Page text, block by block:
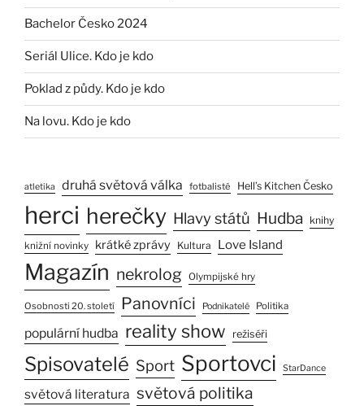
Bachelor Česko 2024
Seriál Ulice. Kdo je kdo
Poklad z půdy. Kdo je kdo
Na lovu. Kdo je kdo
atletika druhá světová válka fotbalisté Hell’s Kitchen Česko
herci herečky Hlavy států Hudba knihy
knižní novinky krátké zprávy Kultura Love Island
Magazín nekrolog Olympijské hry
Osobnosti 20. století Panovníci Podnikatelé Politika
populární hudba reality show režiséři
Spisovatelé Sport Sportovci StarDance
světová literatura světová politika